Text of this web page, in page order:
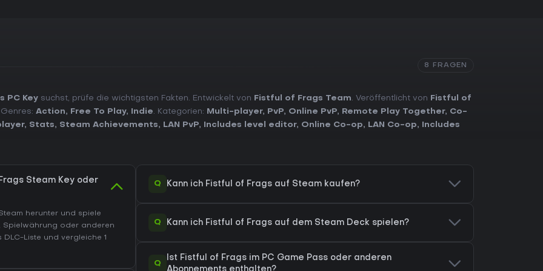
8 FRAGEN
PC Key suchst, prüfe die wichtigsten Fakten. Entwickelt von Fistful of Frags Team. Veröffentlicht von
Fistful of
Genres: Action, Free To Play, Indie. Kategorien: Multi-player, PvP, Online PvP, Remote Play Together, Co-
, Stats, Steam Achievements, LAN PvP, Includes level editor, Online Co-op, LAN Co-op,
Includes
Steam Key oder
herunter und spiele
, Spielwährung oder anderen
Liste und vergleiche 1
Q Kann ich Fistful of Frags auf Steam kaufen?
Q Kann ich Fistful of Frags auf dem Steam Deck spielen?
Q
Ist Fistful of Frags im PC Game Pass oder anderen